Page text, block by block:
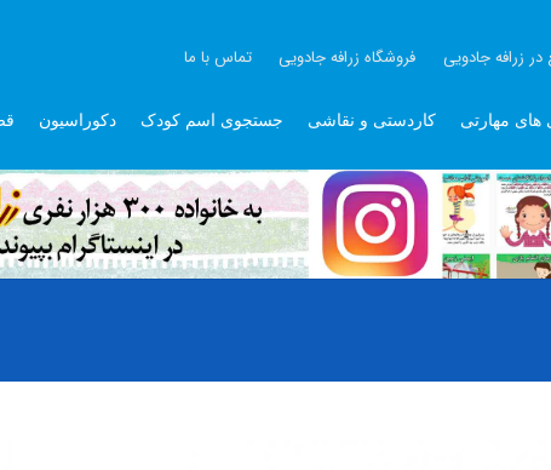
در زرافه جادویی فروشگاه زرافه جادویی تماس با ما
های مهارتی کاردستی و نقاشی جستجوی اسم کودک دکوراسیون